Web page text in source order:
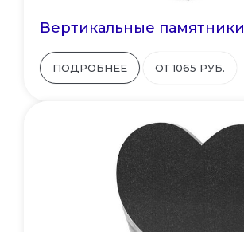
Вертикальные памятники
ПОДРОБНЕЕ ОТ 1065 РУБ.